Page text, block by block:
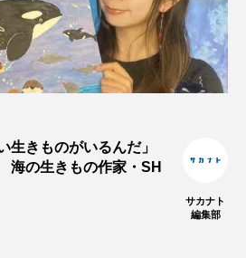
名古屋港水族館
四万十川
いお 四国
固有亜種
生きものがいるんだ」
海の生きもの作家・SH
サカナト
編集部